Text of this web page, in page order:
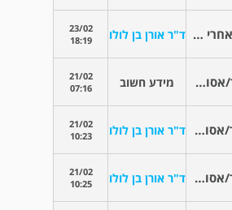
מגבלות אחרי החלפת מפרק הירך. ד"ר אורן בן לולו
23/02
18:19
מה מותר/אסור אחרי החלפת פרק ירך. מידע חשוב
21/02
07:16
מה מותר/אסור אחרי החלפת פרק ירך. ד"ר אורן בן לולו
21/02
10:23
מה מותר/אסור אחרי החלפת פרק ירך. ד"ר אורן בן לולו
21/02
10:25